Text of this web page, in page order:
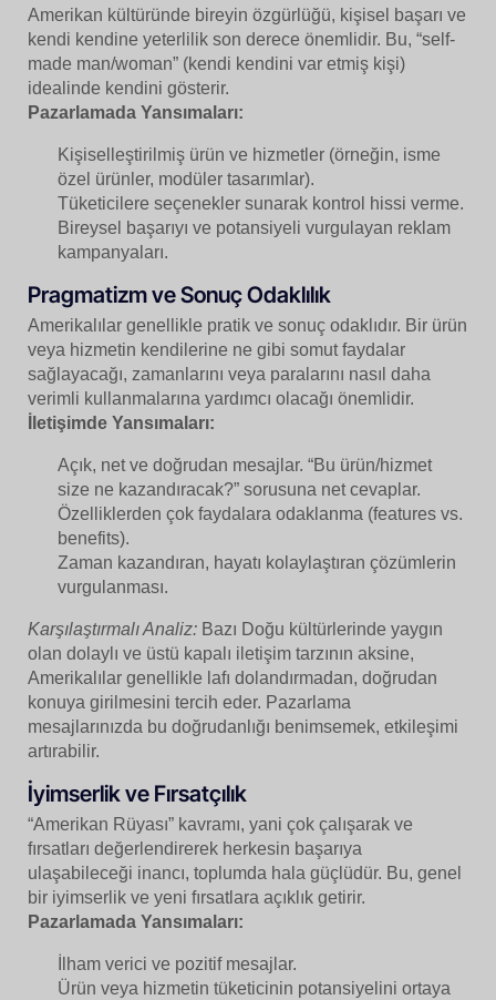
Amerikan kültüründe bireyin özgürlüğü, kişisel başarı ve
kendi kendine yeterlilik son derece önemlidir. Bu, “self-
made man/woman” (kendi kendini var etmiş kişi)
idealinde kendini gösterir.
Pazarlamada Yansımaları:
Kişiselleştirilmiş ürün ve hizmetler (örneğin, isme
özel ürünler, modüler tasarımlar).
Tüketicilere seçenekler sunarak kontrol hissi verme.
Bireysel başarıyı ve potansiyeli vurgulayan reklam
kampanyaları.
Pragmatizm ve Sonuç Odaklılık
Amerikalılar genellikle pratik ve sonuç odaklıdır. Bir ürün
veya hizmetin kendilerine ne gibi somut faydalar
sağlayacağı, zamanlarını veya paralarını nasıl daha
verimli kullanmalarına yardımcı olacağı önemlidir.
İletişimde Yansımaları:
Açık, net ve doğrudan mesajlar. “Bu ürün/hizmet
size ne kazandıracak?” sorusuna net cevaplar.
Özelliklerden çok faydalara odaklanma (features vs.
benefits).
Zaman kazandıran, hayatı kolaylaştıran çözümlerin
vurgulanması.
Karşılaştırmalı Analiz: Bazı Doğu kültürlerinde yaygın
olan dolaylı ve üstü kapalı iletişim tarzının aksine,
Amerikalılar genellikle lafı dolandırmadan, doğrudan
konuya girilmesini tercih eder. Pazarlama
mesajlarınızda bu doğrudanlığı benimsemek, etkileşimi
artırabilir.
İyimserlik ve Fırsatçılık
“Amerikan Rüyası” kavramı, yani çok çalışarak ve
fırsatları değerlendirerek herkesin başarıya
ulaşabileceği inancı, toplumda hala güçlüdür. Bu, genel
bir iyimserlik ve yeni fırsatlara açıklık getirir.
Pazarlamada Yansımaları:
İlham verici ve pozitif mesajlar.
Ürün veya hizmetin tüketicinin potansiyelini ortaya